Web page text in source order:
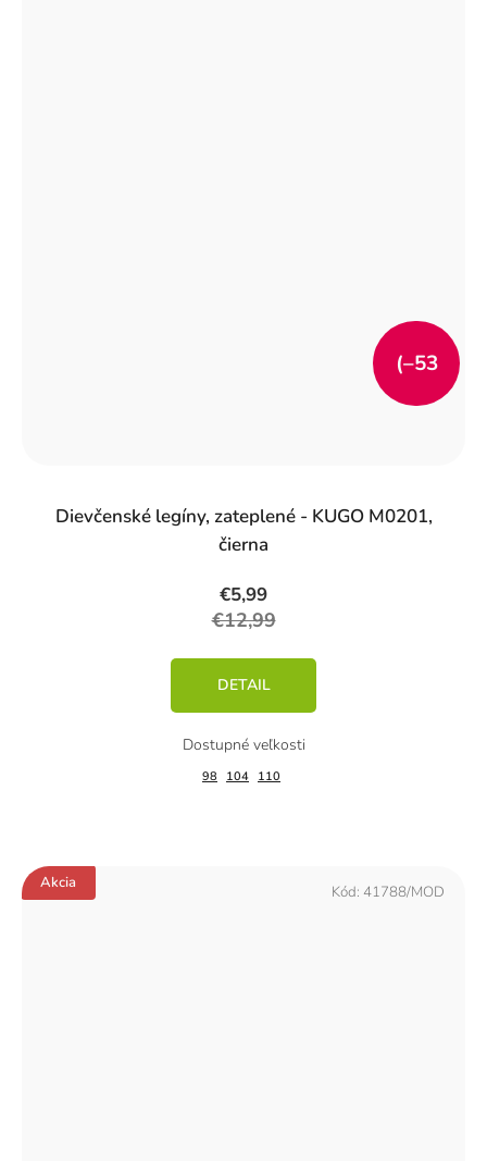
Dievčenské legíny, zateplené - KUGO M0201,
čierna
€5,99
€12,99
(–53
DETAIL
98 104 110
Akcia Kód: 41788/MOD